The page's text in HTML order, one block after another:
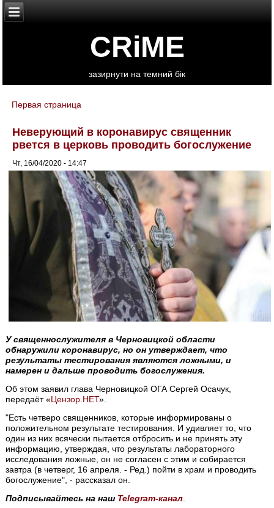
CRiME
зазирнути на темний бік
You are here
Первая страница
Неверующий в коронавирус священник
рвется в церковь проводить богослужение
Чт, 16/04/2020 - 14:47
У священнослужителя в Черновицкой области
обнаружили коронавирус, но он утверждает, что
результаты тестирования являются ложными, и
намерен и дальше проводить богослужения.
Об этом заявил глава Черновицкой ОГА Сергей Осачук,
передаёт «Цензор.НЕТ».
"Есть четверо священников, которые информированы о
положительном результате тестирования. И удивляет то, что
один из них всячески пытается отбросить и не принять эту
информацию, утверждая, что результаты лабораторного
исследования ложные, он не согласен с этим и собирается
завтра (в четверг, 16 апреля. - Ред.) пойти в храм и проводить
богослужение", - рассказал он.
Подписывайтесь на наш Telegram-канал